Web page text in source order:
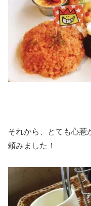
それから、とても心惹
頼みました！